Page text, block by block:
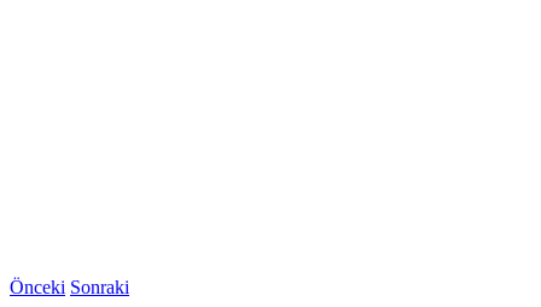
Önceki Sonraki